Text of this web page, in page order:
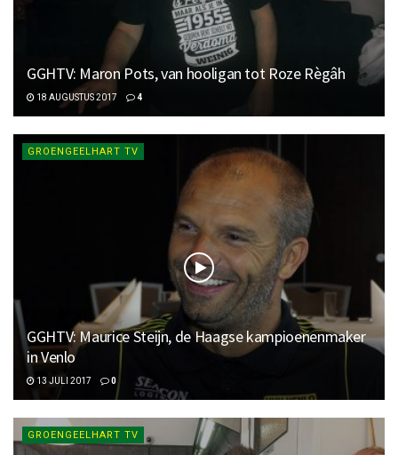
GGHTV: Maron Pots, van hooligan tot Roze Règâh
18 AUGUSTUS 2017 4
GROENGEELHART TV
GGHTV: Maurice Steijn, de Haagse kampioenenmaker
in Venlo
13 JULI 2017 0
GROENGEELHART TV